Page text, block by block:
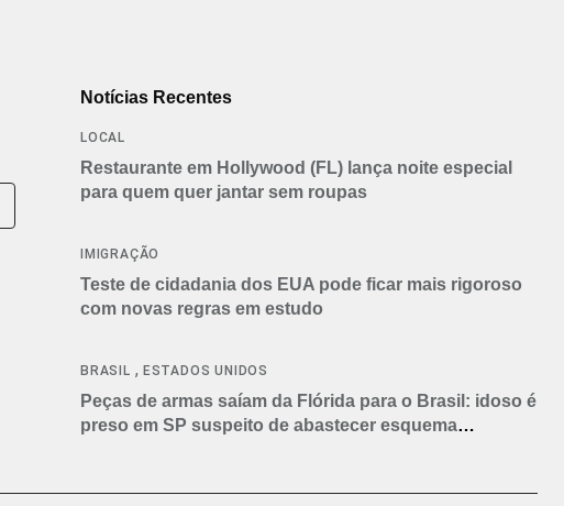
Notícias Recentes
LOCAL
Restaurante em Hollywood (FL) lança noite especial
para quem quer jantar sem roupas
IMIGRAÇÃO
Teste de cidadania dos EUA pode ficar mais rigoroso
com novas regras em estudo
BRASIL , ESTADOS UNIDOS
Peças de armas saíam da Flórida para o Brasil: idoso é
preso em SP suspeito de abastecer esquema